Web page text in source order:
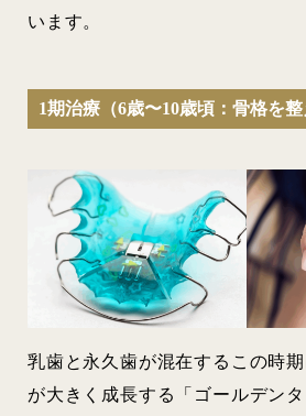
います。
1期治療（6歳〜10歳頃：骨格を整
乳歯と永久歯が混在するこの時
が大きく成長する「ゴールデン